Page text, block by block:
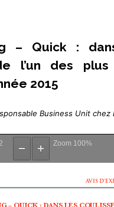
– Quick :
l’un des plus
2015
Business Unit chez
Zoom 100%